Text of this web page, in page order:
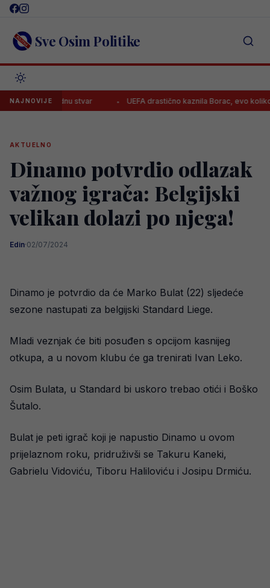
Skip
content Sve Osim Politike
NAJNOVIJE
na jednu stvar UEFA drastično kaznila Borac, evo koliko
AKTUELNO
Dinamo potvrdio odlazak
važnog igrača: Belgijski
velikan dolazi po njega!
Edin·02/07/2024
Dinamo je potvrdio da će Marko Bulat (22) sljedeće
sezone nastupati za belgijski Standard Liege.
Mladi veznjak će biti posuđen s opcijom kasnijeg
otkupa, a u novom klubu će ga trenirati Ivan Leko.
Osim Bulata, u Standard bi uskoro trebao otići i Boško
Šutalo.
Bulat je peti igrač koji je napustio Dinamo u ovom
prijelaznom roku, pridruživši se Takuru Kaneki,
Gabrielu Vidoviću, Tiboru Haliloviću i Josipu Drmiću.